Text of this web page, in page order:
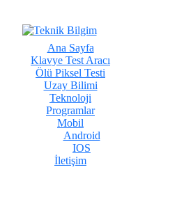
Ana Sayfa
Klavye Test Aracı
Ölü Piksel Testi
Uzay Bilimi
Teknoloji
Programlar
Mobil
Android
IOS
İletişim